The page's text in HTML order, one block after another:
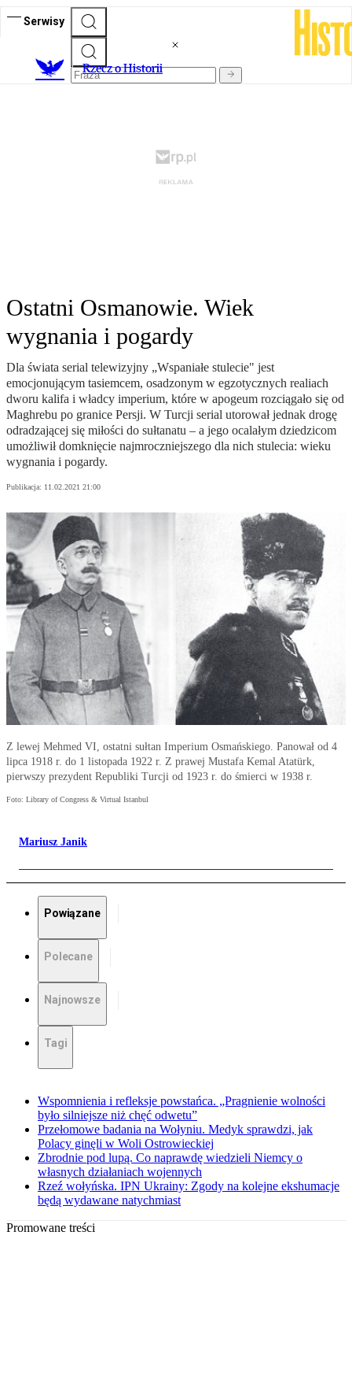
Serwisy
Rzecz o Historii
Ostatni Osmanowie. Wiek
wygnania i pogardy
Dla świata serial telewizyjny „Wspaniałe stulecie" jest
emocjonującym tasiemcem, osadzonym w egzotycznych realiach
dworu kalifa i władcy imperium, które w apogeum rozciągało się od
Maghrebu po granice Persji. W Turcji serial utorował jednak drogę
odradzającej się miłości do sułtanatu – a jego ocalałym dziedzicom
umożliwił domknięcie najmroczniejszego dla nich stulecia: wieku
wygnania i pogardy.
Publikacja: 11.02.2021 21:00
Z lewej Mehmed VI, ostatni sułtan Imperium Osmańskiego. Panował od 4
lipca 1918 r. do 1 listopada 1922 r. Z prawej Mustafa Kemal Atatürk,
pierwszy prezydent Republiki Turcji od 1923 r. do śmierci w 1938 r.
Foto: Library of Congress & Virtual Istanbul
Mariusz Janik
Powiązane
Polecane
Najnowsze
Tagi
Wspomnienia i refleksje powstańca. „Pragnienie wolności
było silniejsze niż chęć odwetu”
Przełomowe badania na Wołyniu. Medyk sprawdzi, jak
Polacy ginęli w Woli Ostrowieckiej
Zbrodnie pod lupą. Co naprawdę wiedzieli Niemcy o
własnych działaniach wojennych
Rzeź wołyńska. IPN Ukrainy: Zgody na kolejne ekshumacje
będą wydawane natychmiast
Promowane treści